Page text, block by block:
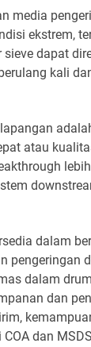
media
ekstrem,
dapat
kali
atau
dalam
pengeringan
dalam
dan
dan